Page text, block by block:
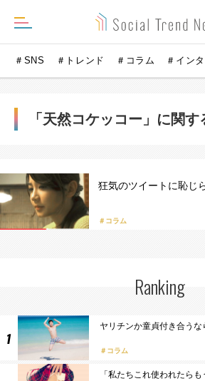
＃SNS ＃トレンド ＃コラム ＃イン
「天然コケッコー」に関す
狂気のツイートに恥じ
＃コラム
Ranking
ヤリチンか童貞付き合う
コラム
「私たちこれ使われたら